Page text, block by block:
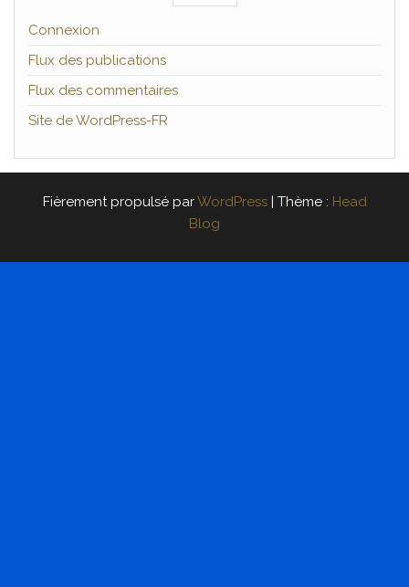
Connexion
Flux des publications
Flux des commentaires
Site de WordPress-FR
Fièrement propulsé parWordPress | Thème : Head
Blog